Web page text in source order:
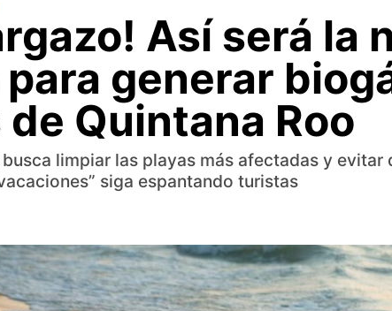
Así será la
generar
Quintana Roo
limpiar las playas más afectadas y evitar
siga espantando turistas